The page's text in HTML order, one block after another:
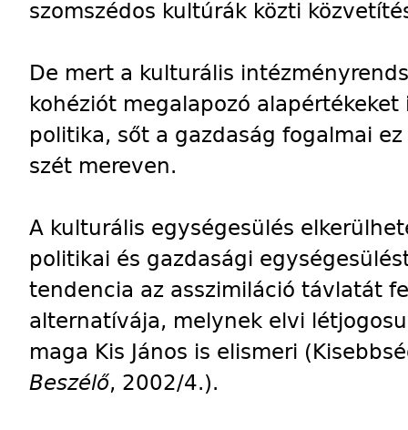
szomszédos kultúrák közti
De mert a kulturális
kohéziót megalapozó
politika, sőt a gazdaság fogalmai
szét mereven.
A kulturális egységesülés
politikai és gazdasági
tendencia az asszimiláció távlatát
alternatívája, melynek elvi
maga Kis János is elismeri
Beszélő, 2002/4.).